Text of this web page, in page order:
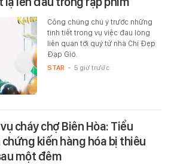
Công chúng chú ý trước những
tình tiết trong vụ việc đau lòng
liên quan tới quý tử nhà Chị Đẹp
Đạp Gió.
STAR - 5 giờ trước
cháy chợ Biên Hòa: Tiểu
kiến hàng hóa bị thiêu
một đêm